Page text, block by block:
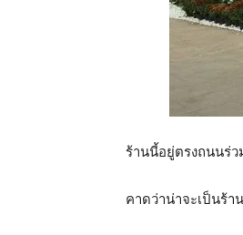
ร้านนี้อยู่ตรงถนนร่ว
คาดว่าน่าจะเป็นร้า